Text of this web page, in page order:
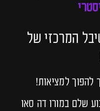
המרכזי של
להפוך למציאות!
שלם במורו דה סאו